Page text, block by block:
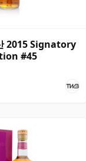
2015 Signatory
#45